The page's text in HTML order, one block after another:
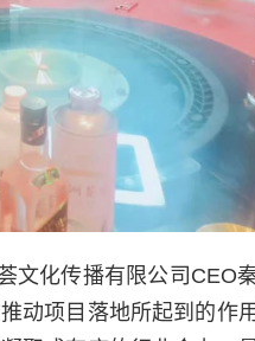
文化传播有限公司CEO
动项目落地所起到的作